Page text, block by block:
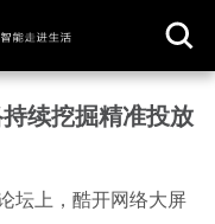
取
续挖掘精准投放
坛上，酷开网络大屏